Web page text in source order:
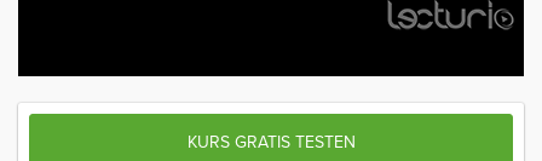
KURS GRATIS TESTEN